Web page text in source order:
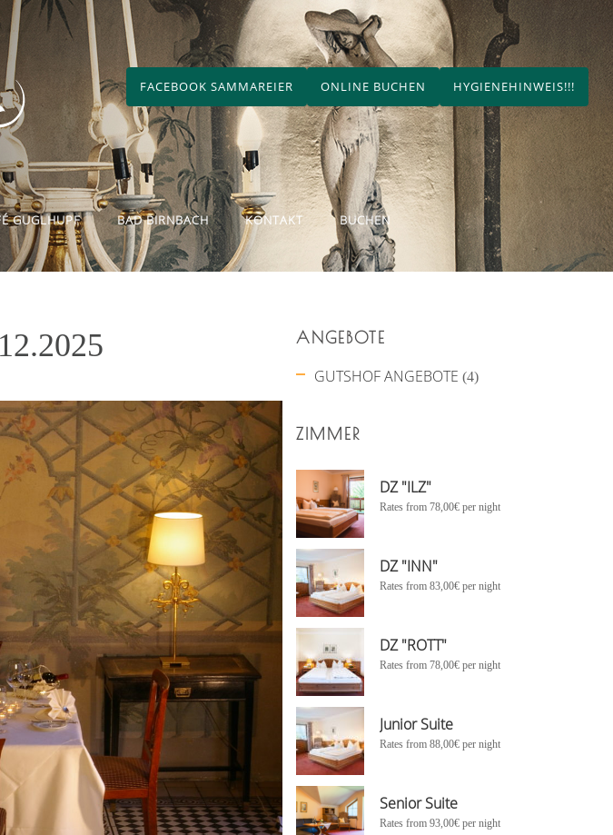
FACEBOOK SAMMAREIER ONLINE BUCHEN HYGIENEHINWEIS!!!
GUGLHUPF BAD BIRNBACH KONTAKT BUCHEN
ANGEBOTE
GUTSHOF ANGEBOTE (4)
ZIMMER
DZ "ILZ"
Rates from 78,00€ per night
DZ "INN"
Rates from 83,00€ per night
DZ "ROTT"
Rates from 78,00€ per night
Junior Suite
Rates from 88,00€ per night
Senior Suite
Rates from 93,00€ per night